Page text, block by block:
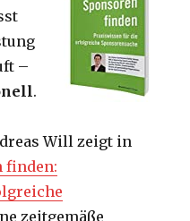
–
.
Will zeigt in
finden:
zeitgemäße